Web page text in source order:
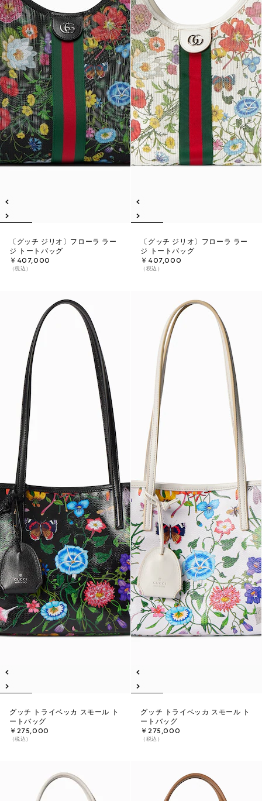
〔グッチ ジリオ〕フローラ ラー
ジ トートバッグ
￥407,000
（税込）
〔グッチ ジリオ〕フローラ ラー
ジ トートバッグ
￥407,000
（税込）
グッチ トライベッカ スモール ト
ートバッグ
￥275,000
（税込）
グッチ トライベッカ スモール ト
ートバッグ
￥275,000
（税込）